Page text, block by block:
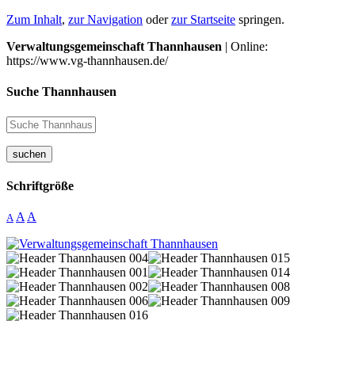
Zum Inhalt, zur Navigation oderzur Startseite springen.
Verwaltungsgemeinschaft Thannhausen | Online:
https://www.vg-thannhausen.de/
Suche Thannhausen
suchen
Schriftgröße
A A A